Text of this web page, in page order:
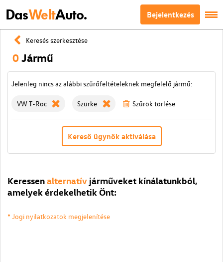
DasWeltAuto. Bejelentkezés
Keresés szerkesztése
0Jármű
Jelenleg nincs az alábbi szűrőfeltételeknek megfelelő jármű:
VW T-Roc Szürke Szűrök törlése
Kereső ügynök aktiválása
Keressenalternatív járműveket kínálatunkból,
amelyek érdekelhetik Önt:
* Jogi nyilatkozatok megjelenítése